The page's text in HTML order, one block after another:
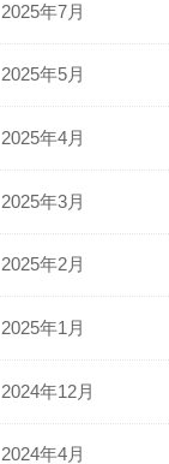
2025年7月
2025年5月
2025年4月
2025年3月
2025年2月
2025年1月
2024年12月
2024年4月